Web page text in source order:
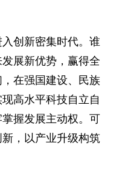
创新密集时代。谁
展新优势，赢得全
在强国建设、民族
高水平科技自立自
握发展主动权。可
，以产业升级构筑